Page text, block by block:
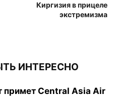
Киргизия в прицеле
экстремизма
ИНТЕРЕСНО
примет Central Asia Air